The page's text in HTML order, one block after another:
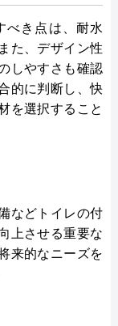
べき点は、耐水
た、デザイン性
しやすさも確認
的に判断し、快
を選択すること
などトイレの付
上させる重要な
来的なニーズを